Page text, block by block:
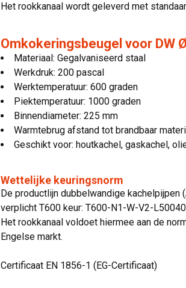
Het rookkanaal wordt geleverd met
Omkokeringsbeugel voor DW
Materiaal: Gegalvaniseerd staal
Werkdruk: 200 pascal
Werktemperatuur: 600 graden
Piektemperatuur: 1000 graden
Binnendiameter: 225 mm
Warmtebrug afstand tot brandbaar
Geschikt voor: houtkachel, gaskachel,
Wettelijke keuringsnorm
De productlijn dubbelwandige kachelpijpen
verplicht T600 keur: T600-N1-W-V2-
Het rookkanaal voldoet hiermee aan de
Engelse markt.
Certificaat EN 1856-1 (EG-Certificaat)